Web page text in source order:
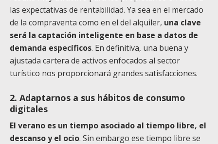
las expectativas de rentabilidad. Ya sea en el mercado
de la compraventa como en el del alquiler, una clave
será la captación inteligente en base a datos de
demanda específicos. En definitiva, una buena y
ajustada cartera de activos enfocados al sector
turístico nos proporcionará grandes satisfacciones.
2. Adaptarnos a sus hábitos de consumo
digitales
El verano es un tiempo asociado al tiempo libre, el
descanso y el ocio. Sin embargo ese tiempo libre se